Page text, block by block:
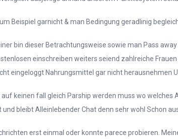
Beispiel garnicht & man Bedingung geradlinig
bin dieser Betrachtungsweise sowie man Pass
einschreiben weiters seiend zahlreiche
eingeloggt Nahrungsmittel gar nicht herausnehmen
keinen fall gleich Parship werden muss wo
bleibt Alleinlebender Chat denn sehr wohl Schon
erst einmal oder konnte parece probieren.